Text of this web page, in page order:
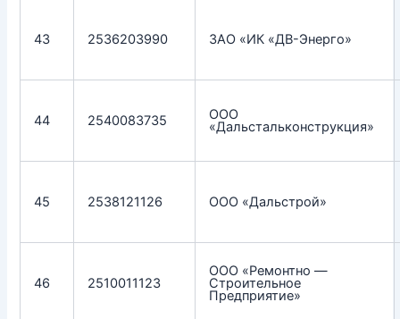
43 2536203990 ЗАО «ИК «ДВ-Энерго»
44 2540083735 ООО
«Дальстальконструкция»
45 2538121126 ООО «Дальстрой»
46 2510011123
ООО «Ремонтно —
Строительное
Предприятие»